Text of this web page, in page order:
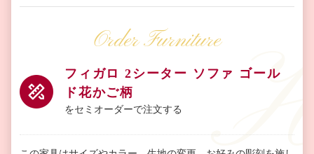
Order Furniture
フィガロ 2シーター ソファ ゴール
ド花かご柄
をセミオーダーで注文する